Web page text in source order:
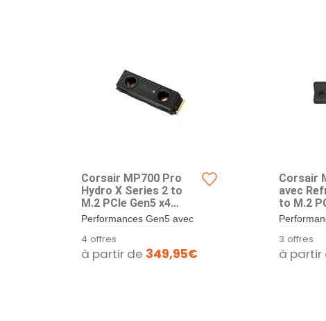
Corsair MP700 Pro
Hydro X Series 2 to
M.2 PCIe Gen5 x4
NVMe 2.0 SSD - M.2
Mo/s en Lecture
Séquentielle - TLC
NAND Haute Densité -
Performances Gen5 avec
s’associe à...
4 offres
à partir de 349,95€
Corsair
avec
to M.2
NVMe
Mo/s en
NAND
s’associe
3 offres
à partir